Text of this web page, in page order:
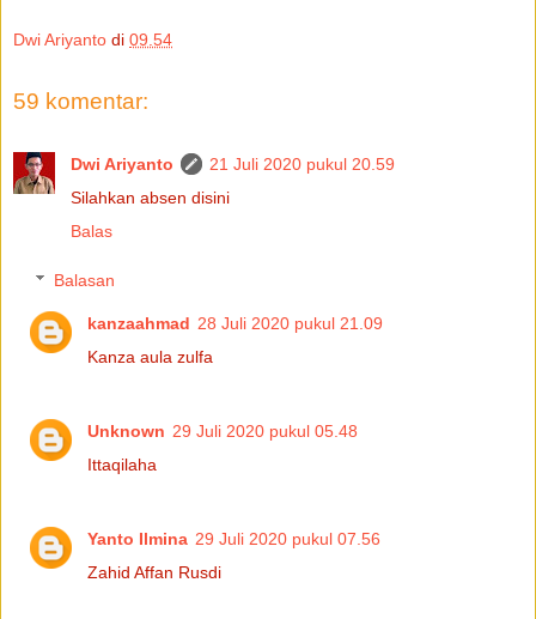
Dwi Ariyanto di 09.54
59 komentar:
Dwi Ariyanto
21 Juli 2020 pukul 20.59
Silahkan absen disini
Balas
Balasan
kanzaahmad 28 Juli 2020 pukul 21.09
Kanza aula zulfa
Unknown 29 Juli 2020 pukul 05.48
Ittaqilaha
Yanto Ilmina 29 Juli 2020 pukul 07.56
Zahid Affan Rusdi